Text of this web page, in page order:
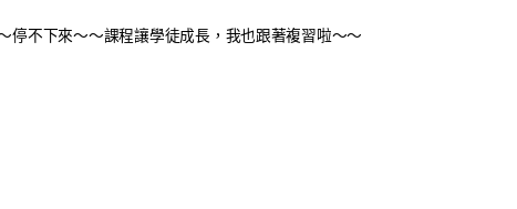
停不下來～～課程讓學徒成長，我也跟著複習啦～～​